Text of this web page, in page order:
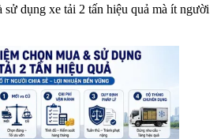
dụng xe tải 2 tấn hiệu quả mà ít người